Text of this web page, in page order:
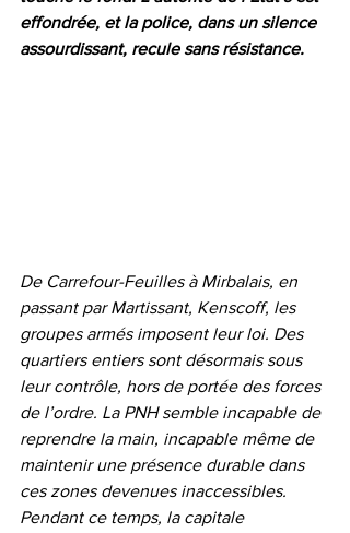
effondrée, et la police, dans un silence
assourdissant, recule sans résistance.
De Carrefour-Feuilles à Mirbalais, en
passant par Martissant, Kenscoff, les
groupes armés imposent leur loi. Des
quartiers entiers sont désormais sous
leur contrôle, hors de portée des forces
de l’ordre. La PNH semble incapable de
reprendre la main, incapable même de
maintenir une présence durable dans
ces zones devenues inaccessibles.
Pendant ce temps, la capitale